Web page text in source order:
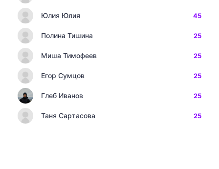
Юлия Юлия 45
Полина Тишина 25
Миша Тимофеев 25
Егор Сумцов 25
Глеб Иванов 25
Таня Сартасова 25